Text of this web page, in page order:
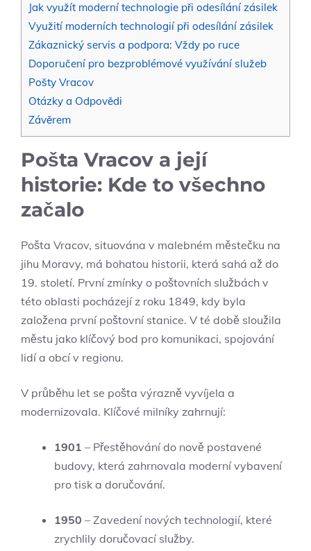
Jak využít moderní technologie při odesílání zásilek
Využití moderních technologií při odesílání zásilek
Zákaznický servis a podpora: Vždy po ruce
Doporučení pro bezproblémové využívání služeb
Pošty Vracov
Otázky a Odpovědi
Závěrem
Pošta Vracov a její
historie: Kde to všechno
začalo
Pošta Vracov, situována v malebném městečku na
jihu Moravy, má bohatou historii, která sahá až do
19. století. První zmínky o poštovních službách v
této oblasti pocházejí z roku 1849, kdy byla
založena první poštovní stanice. V té době sloužila
městu jako klíčový bod pro komunikaci, spojování
lidí a obcí v regionu.
V průběhu let se pošta výrazně vyvíjela a
modernizovala. Klíčové milníky zahrnují:
1901 – Přestěhování do nově postavené
budovy, která zahrnovala moderní vybavení
pro tisk a doručování.
1950 – Zavedení nových technologií, které
zrychlily doručovací služby.